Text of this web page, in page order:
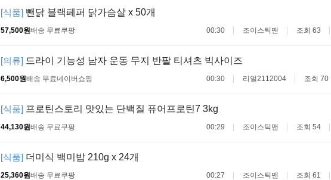
[식품] 뺀닭 블랙페퍼 닭가슴살 x 50개
57,500원배송 무료쿠팡 00:30 조이스틱맨 조회 63
[의류] 드라이 기능성 남자 운동 무지 반팔 티셔츠 빅사이즈
6,500원배송 무료네이버쇼핑 00:30 리얼2112004 조회 70
[식품] 프로틴스토리 맛있는 단백질 퓨어프로틴7 3kg
44,130원배송 무료쿠팡 00:29 조이스틱맨 조회 54
[식품] 더미식 백미밥 210g x 24개
25,360원배송 무료쿠팡 00:27 조이스틱맨 조회 61